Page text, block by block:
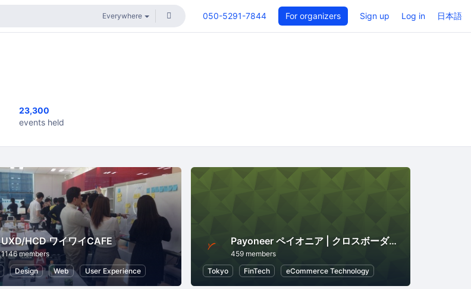
050-5291-7844 For organizers Sign up Log in 日本語
23,300
events held
UXD/HCD ワイワイCAFE
1146 members
Design Web User Experience
Payoneer ペイオニア | クロスボーダー 決済 ソリューション
459 members
Tokyo
FinTech eCommerce Technology